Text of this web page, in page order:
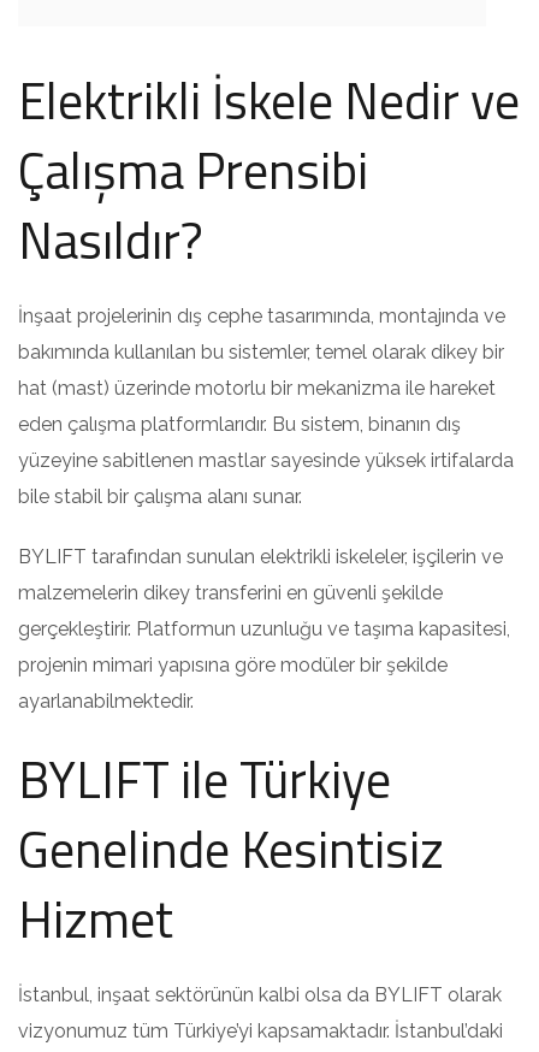
Elektrikli İskele Nedir ve
Çalışma Prensibi
Nasıldır?
İnşaat projelerinin dış cephe tasarımında, montajında ve
bakımında kullanılan bu sistemler, temel olarak dikey bir
hat (mast) üzerinde motorlu bir mekanizma ile hareket
eden çalışma platformlarıdır. Bu sistem, binanın dış
yüzeyine sabitlenen mastlar sayesinde yüksek irtifalarda
bile stabil bir çalışma alanı sunar.
BYLIFT tarafından sunulan elektrikli iskeleler, işçilerin ve
malzemelerin dikey transferini en güvenli şekilde
gerçekleştirir. Platformun uzunluğu ve taşıma kapasitesi,
projenin mimari yapısına göre modüler bir şekilde
ayarlanabilmektedir.
BYLIFT ile Türkiye
Genelinde Kesintisiz
Hizmet
İstanbul, inşaat sektörünün kalbi olsa da BYLIFT olarak
vizyonumuz tüm Türkiye’yi kapsamaktadır. İstanbul’daki